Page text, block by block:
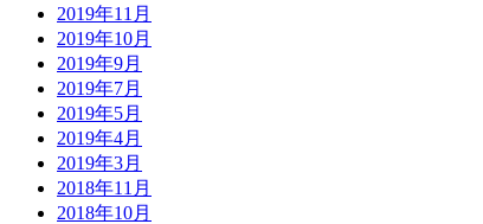
2019年11月
2019年10月
2019年9月
2019年7月
2019年5月
2019年4月
2019年3月
2018年11月
2018年10月